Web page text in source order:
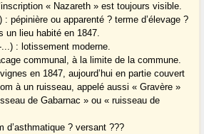
« Nazareth » est toujours visible.
: pépinière ou apparenté ? terme d’élevage ?
un lieu habité en 1847.
...) : lotissement moderne.
communal, à la limite de la commune.
en 1847, aujourd’hui en partie couvert
à un ruisseau, appelé aussi « Gravère »
de Gabarnac » ou « ruisseau de
d’asthmatique ? versant ???